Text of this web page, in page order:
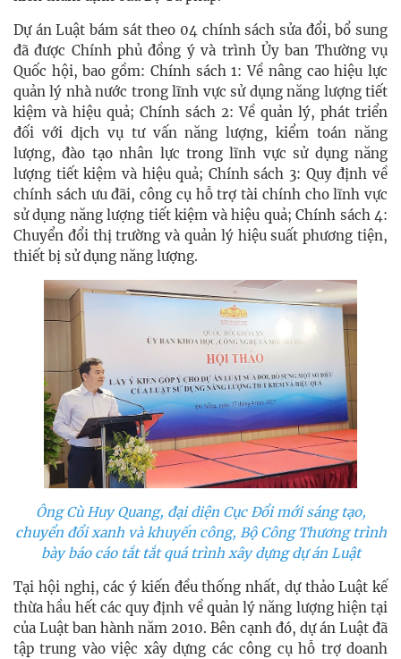
Dự án Luật bám sát theo 04 chính sách sửa đổi, bổ sung
đã được Chính phủ đồng ý và trình Ủy ban Thường vụ
Quốc hội, bao gồm: Chính sách 1: Về nâng cao hiệu lực
quản lý nhà nước trong lĩnh vực sử dụng năng lượng tiết
kiệm và hiệu quả; Chính sách 2: Về quản lý, phát triển
đối với dịch vụ tư vấn năng lượng, kiểm toán năng
lượng, đào tạo nhân lực trong lĩnh vực sử dụng năng
lượng tiết kiệm và hiệu quả; Chính sách 3: Quy định về
chính sách ưu đãi, công cụ hỗ trợ tài chính cho lĩnh vực
sử dụng năng lượng tiết kiệm và hiệu quả; Chính sách 4:
Chuyển đổi thị trường và quản lý hiệu suất phương tiện,
thiết bị sử dụng năng lượng.
Ông Cù Huy Quang, đại diện Cục Đổi mới sáng tạo,
chuyển đổi xanh và khuyến công, Bộ Công Thương trình
bày báo cáo tắt tắt quá trình xây dựng dự án Luật
Tại hội nghị, các ý kiến đều thống nhất, dự thảo Luật kế
thừa hầu hết các quy định về quản lý năng lượng hiện tại
của Luật ban hành năm 2010. Bên cạnh đó, dự án Luật đã
tập trung vào việc xây dựng các công cụ hỗ trợ doanh